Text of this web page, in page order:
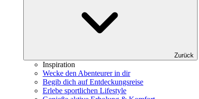
Zurück
Inspiration
Wecke den Abenteurer in dir
Begib dich auf Entdeckungsreise
Erlebe sportlichen Lifestyle